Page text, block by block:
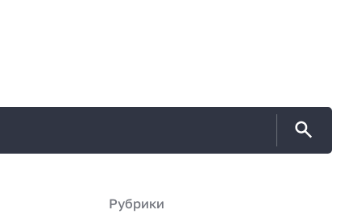
Рубрики